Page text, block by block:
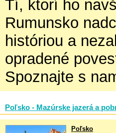
Tí, ktorí ho
Rumunsko
históriou a
opradené
Spoznajte s
Poľsko - Mazúrske jazerá a
Poľsko